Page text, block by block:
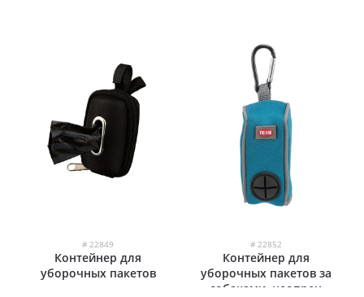
# 22849
Контейнер для
уборочных пакетов
# 22852
Контейнер для
уборочных пакетов за
собаками, неопрен